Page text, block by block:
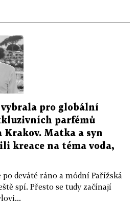
vybrala pro globální
parfémů
Krakov. Matka a syn
kreace na téma voda,
po deváté ráno a módní Pařížská
spí. Přesto se tudy začínají